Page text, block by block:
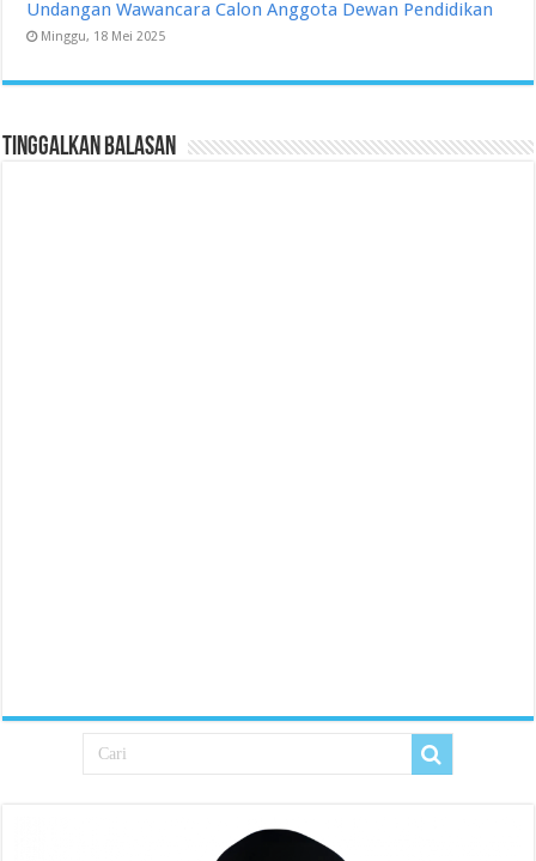
Undangan Wawancara Calon Anggota Dewan Pendidikan
Minggu, 18 Mei 2025
Tinggalkan Balasan